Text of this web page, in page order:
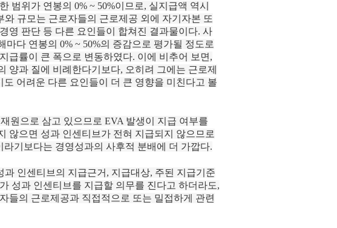
범위가 연봉의 0% ~ 50%이므로, 실지급액 역시
규모는 근로자들의 근로제공 외에 자기자본 또
영 판단 등 다른 요인들이 합쳐진 결과물이다. 사
다 연봉의 0% ~ 50%의 증감으로 평가될 정도로
급률이 큰 폭으로 변동하였다. 이에 비추어 보면,
양과 질에 비례한다기보다, 오히려 그에는 근로제
어려운 다른 요인들이 더 큰 영향을 미친다고 볼
원으로 삼고 있으므로 EVA 발생이 지급 여부를
않으면 성과 인센티브가 전혀 지급되지 않으므로
기보다는 경영성과의 사후적 분배에 더 가깝다.
인센티브의 지급근거, 지급대상, 주된 지급기준
성과 인센티브를 지급할 의무를 진다고 하더라도,
들의 근로제공과 직접적으로 또는 밀접하게 관련